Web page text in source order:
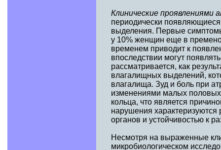
Клинические проявлениями
периодически
выделения. Первые
у 10% женщин еще в
временем приводит к
впоследствии могут
рассматривается, как
влагалищных выделений,
влагалища. Зуд и боль при
изменениями малых половых
кольца, что является
нарушения
органов и устойчивостью к
Несмотря на выраженные
микробиологическом